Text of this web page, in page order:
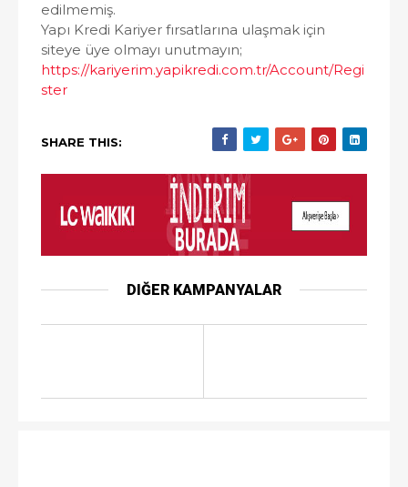
edilmemiş.
Yapı Kredi Kariyer fırsatlarına ulaşmak için
siteye üye olmayı unutmayın;
https://kariyerim.yapikredi.com.tr/Account/Regi
ster
SHARE THIS:
DIĞER KAMPANYALAR